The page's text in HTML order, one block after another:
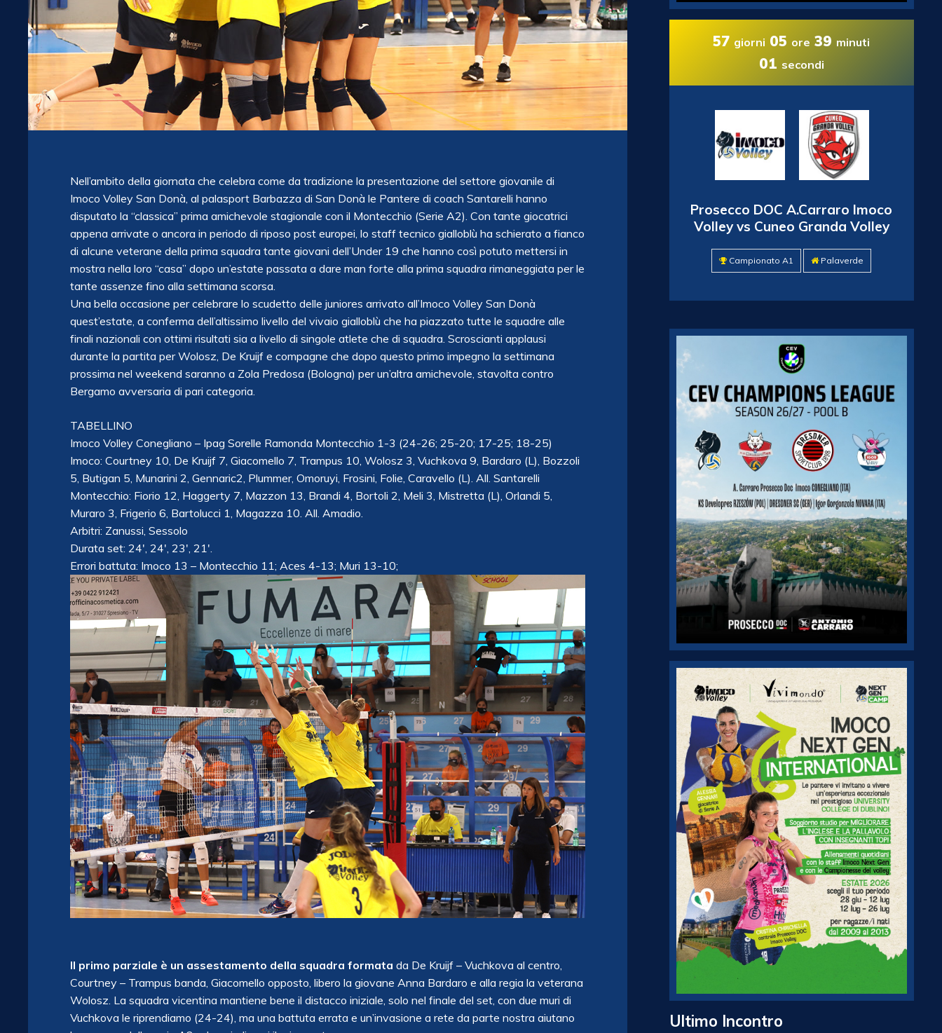
Nell’ambito della giornata che celebra come da tradizione la presentazione del settore giovanile di
Imoco Volley San Donà, al palasport Barbazza di San Donà le Pantere di coach Santarelli hanno
disputato la “classica” prima amichevole stagionale con il Montecchio (Serie A2). Con tante giocatrici
appena arrivate o ancora in periodo di riposo post europei, lo staff tecnico gialloblù ha schierato a fianco
di alcune veterane della prima squadra tante giovani dell’Under 19 che hanno così potuto mettersi in
mostra nella loro “casa” dopo un’estate passata a dare man forte alla prima squadra rimaneggiata per le
tante assenze fino alla settimana scorsa.
Una bella occasione per celebrare lo scudetto delle juniores arrivato all’Imoco Volley San Donà
quest’estate, a conferma dell’altissimo livello del vivaio gialloblù che ha piazzato tutte le squadre alle
finali nazionali con ottimi risultati sia a livello di singole atlete che di squadra. Scroscianti applausi
durante la partita per Wolosz, De Kruijf e compagne che dopo questo primo impegno la settimana
prossima nel weekend saranno a Zola Predosa (Bologna) per un’altra amichevole, stavolta contro
Bergamo avversaria di pari categoria.
TABELLINO
Imoco Volley Conegliano – Ipag Sorelle Ramonda Montecchio 1-3 (24-26; 25-20; 17-25; 18-25)
Imoco: Courtney 10, De Kruijf 7, Giacomello 7, Trampus 10, Wolosz 3, Vuchkova 9, Bardaro (L), Bozzoli
5, Butigan 5, Munarini 2, Gennaric2, Plummer, Omoruyi, Frosini, Folie, Caravello (L). All. Santarelli
Montecchio: Fiorio 12, Haggerty 7, Mazzon 13, Brandi 4, Bortoli 2, Meli 3, Mistretta (L), Orlandi 5,
Muraro 3, Frigerio 6, Bartolucci 1, Magazza 10. All. Amadio.
Arbitri: Zanussi, Sessolo
Durata set: 24′, 24′, 23′, 21′.
Errori battuta: Imoco 13 – Montecchio 11; Aces 4-13; Muri 13-10;
Il primo parziale è un assestamento della squadra formata da De Kruijf – Vuchkova al centro,
Courtney – Trampus banda, Giacomello opposto, libero la giovane Anna Bardaro e alla regia la veterana
Wolosz. La squadra vicentina mantiene bene il distacco iniziale, solo nel finale del set, con due muri di
Vuchkova le riprendiamo (24-24), ma una battuta errata e un’invasione a rete da parte nostra aiutano
57 giorni 05 ore 38 minuti
58 secondi
Prosecco DOC A.Carraro Imoco
Volley vs Cuneo Granda Volley
Campionato A1 Palaverde
Ultimo Incontro